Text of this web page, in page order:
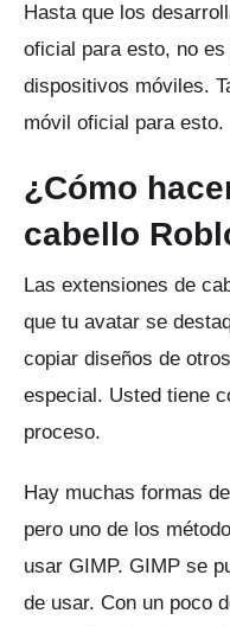
Hasta que los
oficial para esto, no
dispositivos móviles.
móvil oficial para esto.
¿Cómo
cabello
Las extensiones de
que tu avatar se
copiar diseños de
especial. Usted tiene
proceso.
Hay muchas formas
pero uno de los
usar GIMP. GIMP se
de usar. Con un poco